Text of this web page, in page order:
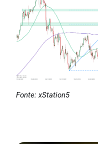
Fonte: xStation5